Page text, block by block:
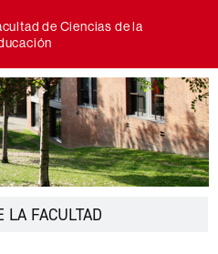
de Ciencias de la
LA FACULTAD